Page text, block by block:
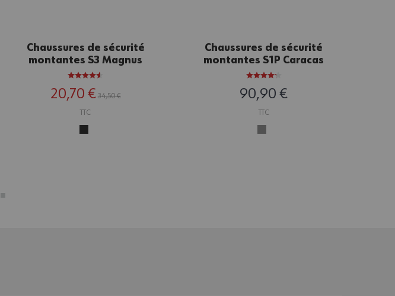
Chaussures de sécurité
montantes S3 Magnus
Würth MODYF noires
20,70 € 34,50 €
TTC
Chaussures de sécurité
montantes S1P Caracas
Würth MODYF anthracite
90,90 €
TTC